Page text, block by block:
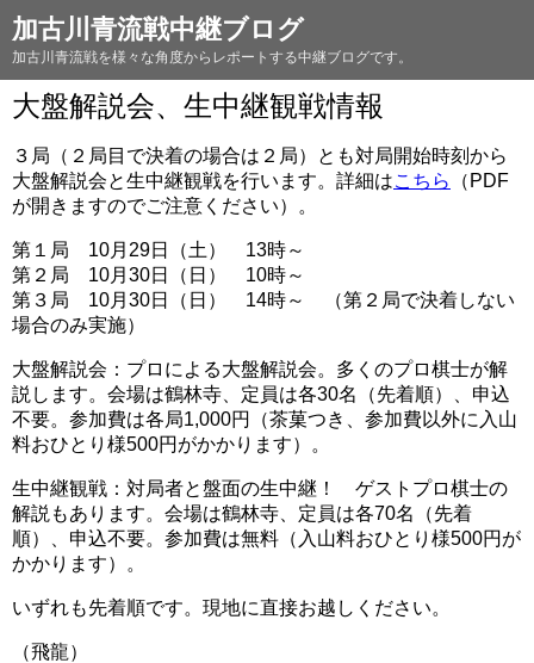
加古川青流戦中継ブログ
加古川青流戦を様々な角度からレポートする中継ブログです。
大盤解説会、生中継観戦情報
３局（２局目で決着の場合は２局）とも対局開始時刻から
大盤解説会と生中継観戦を行います。詳細はこちら
（PDF
が開きますのでご注意ください）。
第１局 10月29日（土） 13時～
第２局 10月30日（日） 10時～
第３局 10月30日（日） 14時～ （第２局で決着しない
場合のみ実施）
大盤解説会：プロによる大盤解説会。多くのプロ棋士が解
説します。会場は鶴林寺、定員は各30名（先着順）、申込
不要。参加費は各局1,000円（茶菓つき、参加費以外に入山
料おひとり様500円がかかります）。
生中継観戦：対局者と盤面の生中継！ ゲストプロ棋士の
解説もあります。会場は鶴林寺、定員は各70名（先着
順）、申込不要。参加費は無料（入山料おひとり様500円が
かかります）。
いずれも先着順です。現地に直接お越しください。
（飛龍）